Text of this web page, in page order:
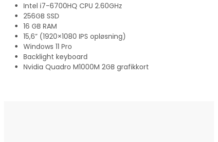
Intel i7-6700HQ CPU 2.60GHz
256GB SSD
16 GB RAM
15,6” (1920×1080 IPS opløsning)
Windows 11 Pro
Backlight keyboard
Nvidia Quadro M1000M 2GB grafikkort